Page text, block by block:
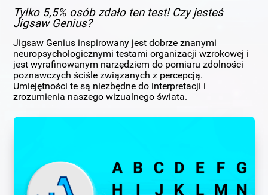
Tylko 5,5% osób zdało ten test! Czy jesteś
Jigsaw Genius?
Jigsaw Genius inspirowany jest dobrze znanymi
neuropsychologicznymi testami organizacji wzrokowej i
jest wyrafinowanym narzędziem do pomiaru zdolności
poznawczych ściśle związanych z percepcją.
Umiejętności te są niezbędne do interpretacji i
zrozumienia naszego wizualnego świata.